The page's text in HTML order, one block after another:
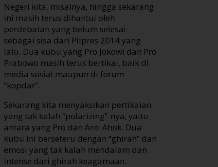
Negeri kita, misalnya, hingga sekarang
ini masih terus dihantui oleh
perdebatan yang belum selesai
sebagai sisa dari Pilpres 2014 yang
lalu. Dua kubu yang Pro Jokowi dan Pro
Prabowo masih terus bertikai, baik di
media sosial maupun di forum
“kopdar”.
Sekarang kita menyaksikan pertikaian
yang tak kalah “polarizing”-nya, yaitu
antara yang Pro dan Anti Ahok. Dua
kubu ini berseteru dengan “ghirah” dan
emosi yang tak kalah mendalam dan
intense dari ghirah keagamaan.